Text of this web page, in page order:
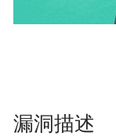
漏洞描述